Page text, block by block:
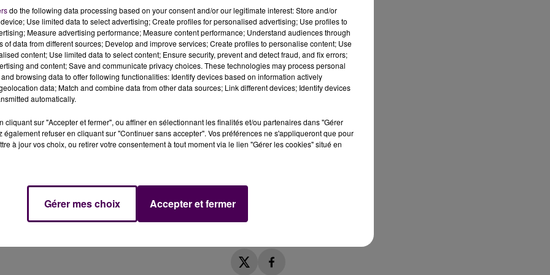
une habitation de la commune de Gault-du-Perche.
sur place. Les premiers pompiers sont arrivés sur
de la préfecture du Loir-et-Cher.
de 4 et 9 ans. La mère des enfants, une femme de 38
a été transportée dans un centre hospitalier en état
adaptés.
sapeurs-pompiers venus des centres de secours du
du centre principal de Vendôme. 15 gendarmes ont
à l'intervention.
propagation. Pour le moment les circonstances de
d’en déterminer les causes, sous l'autorité du Parquet
do the following data processing based on your consent and/or our legitimate interest: Store and/or
Use limited data to select advertising; Create profiles for personalised advertising; Use profiles to
Measure advertising performance; Measure content performance; Understand audiences through
of data from different sources; Develop and improve services; Create profiles to personalise content; Use
content; Use limited data to select content; Ensure security, prevent and detect fraud, and fix errors;
and content; Save and communicate privacy choices. These technologies may process personal
browsing data to offer following functionalities: Identify devices based on information actively
data; Match and combine data from other data sources; Link different devices; Identify devices
automatically.
cliquant sur "Accepter et fermer", ou affiner en sélectionnant les finalités et/ou partenaires dans "Gérer
également refuser en cliquant sur "Continuer sans accepter". Vos préférences ne s'appliqueront que pour
à jour vos choix, ou retirer votre consentement à tout moment via le lien "Gérer les cookies" situé en
Gérer mes choix Accepter et fermer